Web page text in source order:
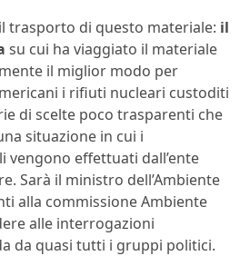
trasporto di questo materiale: il
su cui ha viaggiato il materiale
il miglior modo per
i rifiuti nucleari custoditi
di scelte poco trasparenti che
situazione in cui i
effettuati dall’ente
Sarà il ministro dell’Ambiente
alla commissione Ambiente
alle interrogazioni
da quasi tutti i gruppi politici.